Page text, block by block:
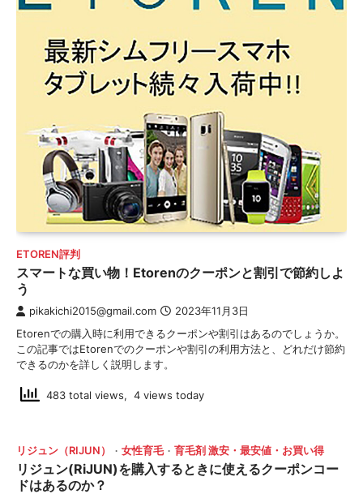
ETOREN評判
スマートな買い物！Etorenのクーポンと割引で節約しよ
う
pikakichi2015@gmail.com 2023年11月3日
Etorenでの購入時に利用できるクーポンや割引はあるのでしょうか。
この記事ではEtorenでのクーポンや割引の利用方法と、どれだけ節約
できるのかを詳しく説明します。
483 total views, 4 views today
リジュン（RIJUN） 女性育毛 育毛剤 激安・最安値・お買い得
リジュン(RiJUN)を購入するときに使えるクーポンコー
ドはあるのか？